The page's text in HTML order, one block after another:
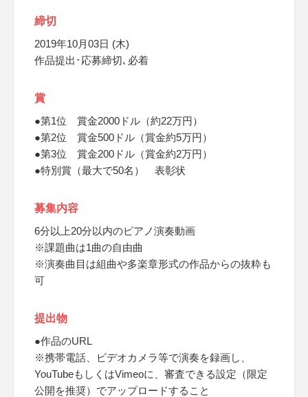
締切
2019年10月03日 (木)
作品提出･応募締切､必着
賞
●第1位 賞金2000ドル（約22万円）
●第2位 賞金500ドル（賞金約5万円）
●第3位 賞金200ドル（賞金約2万円）
●特別賞（最大で50名） 表彰状
募集内容
6分以上20分以内のピアノ演奏動画
※課題曲は1曲の自由曲
※演奏曲目は組曲や多楽章形式の作品からの抜粋も
可
提出物
●作品のURL
※携帯電話、ビデオカメラ等で演奏を録画し、
YouTubeもしくはVimeoに、審査できる設定（限定
公開を推奨）でアップロードすること